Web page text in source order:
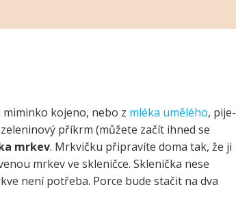
kojeno, nebo z mléka umělého, pije-
příkrm (můžete začít ihned se
mrkev. Mrkvičku připravíte doma tak, že ji
mrkev ve skleničce. Sklenička nese
není potřeba. Porce bude stačit na dva